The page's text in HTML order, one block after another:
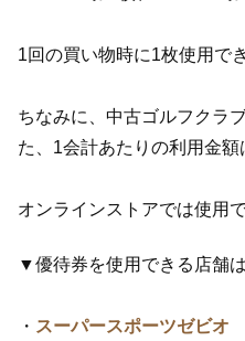
1回の買い物時に1枚使用で
ちなみに、中古ゴルフクラ
た、1会計あたりの利用金額
オンラインストアでは使用
▼優待券を使用できる店舗は
・ スーパースポーツゼビオ